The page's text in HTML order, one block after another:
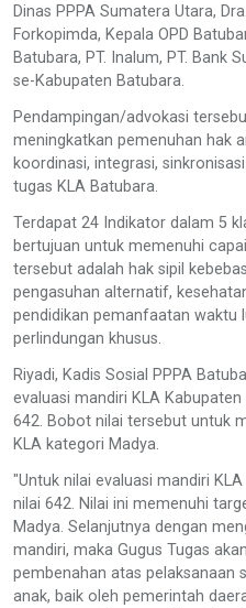
Dinas PPPA Sumatera Utara,
Forkopimda, Kepala OPD
Batubara, PT. Inalum, PT. Bank
se-Kabupaten Batubara.
Pendampingan/advokasi
meningkatkan pemenuhan hak
koordinasi, integrasi,
tugas KLA Batubara.
Terdapat 24 Indikator dalam 5
bertujuan untuk memenuhi
tersebut adalah hak sipil
pengasuhan alternatif,
pendidikan pemanfaatan waktu
perlindungan khusus.
Riyadi, Kadis Sosial PPPA
evaluasi mandiri KLA
642. Bobot nilai tersebut untuk
KLA kategori Madya.
"Untuk nilai evaluasi mandiri
nilai 642. Nilai ini memenuhi
Madya. Selanjutnya dengan
mandiri, maka Gugus Tugas
pembenahan atas pelaksanaan
anak, baik oleh pemerintah